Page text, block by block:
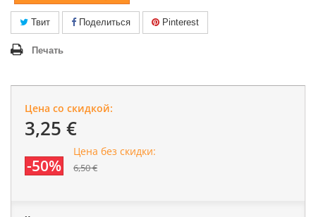
Твит Поделиться Pinterest
Печать
Цена со скидкой:
3,25 €
-50%
Цена без скидки:
6,50 €